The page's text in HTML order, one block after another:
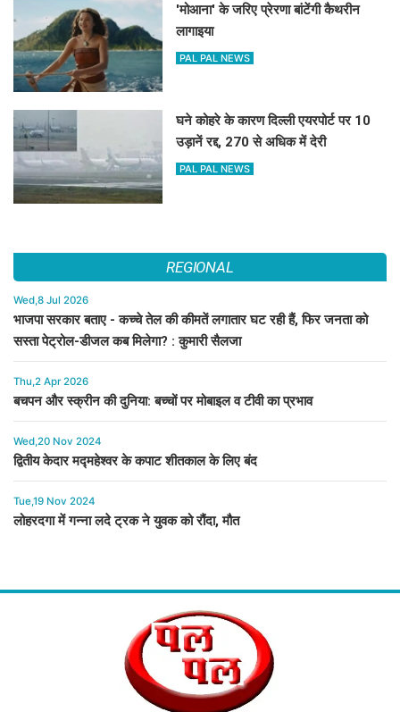
'मोआना' के जरिए प्रेरणा बांटेंगी कैथरीन
लागाइया
PAL PAL NEWS
घने कोहरे के कारण दिल्ली एयरपोर्ट पर 10
उड़ानें रद्द, 270 से अधिक में देरी
PAL PAL NEWS
REGIONAL
Wed,8 Jul 2026
भाजपा सरकार बताए - कच्चे तेल की कीमतें लगातार घट रही हैं, फिर जनता को
सस्ता पेट्रोल-डीजल कब मिलेगा? : कुमारी सैलजा
Thu,2 Apr 2026
बचपन और स्क्रीन की दुनिया: बच्चों पर मोबाइल व टीवी का प्रभाव
Wed,20 Nov 2024
द्वितीय केदार मद्महेश्वर के कपाट शीतकाल के लिए बंद
Tue,19 Nov 2024
लोहरदगा में गन्ना लदे ट्रक ने युवक को रौंदा, मौत